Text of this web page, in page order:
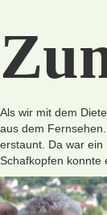
Als wir mit dem
aus dem
erstaunt. Da war ein
Schafkopfen konnte